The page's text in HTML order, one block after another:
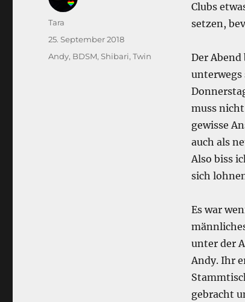
Clubs
setzen,
Der
unterwegs
muss
gewisse
auch als
Also biss
sich
Es war
unter der
Andy. Ihr
gebracht
Autor
Tara
Veröffentlicht
25. September 2018
Kategorien
Andy, BDSM,Shibari,Twin